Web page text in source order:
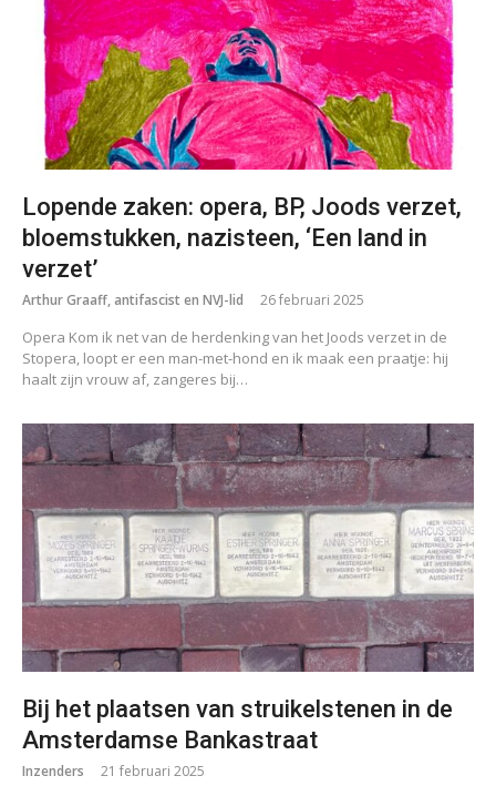
Lopende zaken: opera, BP, Joods verzet,
bloemstukken, nazisteen, ‘Een land in
verzet’
Arthur Graaff, antifascist en NVJ-lid 26 februari 2025
Opera Kom ik net van de herdenking van het Joods verzet in de
Stopera, loopt er een man-met-hond en ik maak een praatje: hij
haalt zijn vrouw af, zangeres bij…
Bij het plaatsen van struikelstenen in de
Amsterdamse Bankastraat
Inzenders 21 februari 2025